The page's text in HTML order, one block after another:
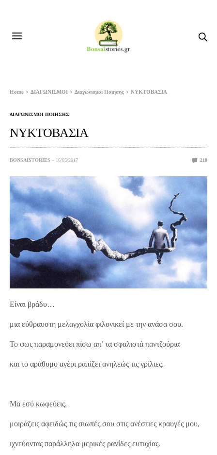
Home ΔΙΑΓΩΝΙΣΜΟΙ Διαγωνισμοι Ποιησης ΝΥΚΤΟΒΑΣΙΑ
ΔΙΑΓΩΝΙΣΜΟΙ ΠΟΙΗΣΗΣ
ΝΥΚΤΟΒΑΣΙΑ
BONSAISTORIES 16/05/2017 218
Είναι βράδυ…
μια εύθραυστη μελαγχολία φιλονικεί με την ανάσα σου.
Το φως παραμονεύει πίσω απ’ τα σφαλιστά παντζούρια
και το αράθυμο αγέρι ραπίζει ανηλεώς τις γρίλιες.
Μα εσύ κωφεύεις,
μοιράζεις αφειδώς τις σιωπές σου στις ανέστιες κραυγές μου,
ιχνεύοντας παράλληλα μερικές ρανίδες ευτυχίας.